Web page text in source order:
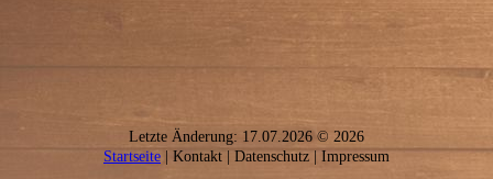
Letzte Änderung: 17.07.2026 © 2026
Startseite | Kontakt | Daten­schutz | Impressum